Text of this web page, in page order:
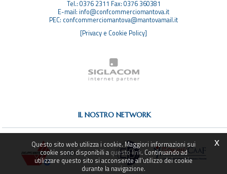
Tel.: 0376 2311 Fax: 0376 360381
E-mail: info@confcommerciomantova.it
PEC: confcommerciomantova@mantovamail.it
[Privacy e Cookie Policy]
x
Questo sito web utilizza i cookie. Maggiori informazioni sui
cookie sono disponibili a questo link. Continuando ad
utilizzare questo sito si acconsente all'utilizzo dei cookie
durante la navigazione.
IL NOSTRO NETWORK